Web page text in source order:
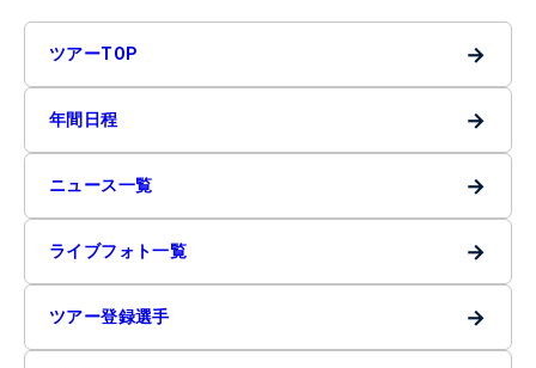
ツアーTOP →
年間日程 →
ニュース一覧 →
ライブフォト一覧 →
ツアー登録選手 →